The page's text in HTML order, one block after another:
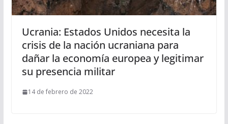
Ucrania: Estados Unidos necesita la
crisis de la nación ucraniana para
dañar la economía europea y legitimar
su presencia militar
14 de febrero de 2022